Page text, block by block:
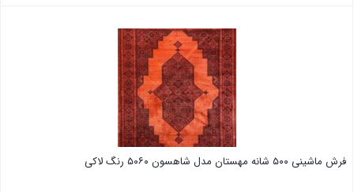
فرش ماشینی ۵۰۰ شانه مهستان مدل شاهسون ۵۰۶۰ رنگ لاکی